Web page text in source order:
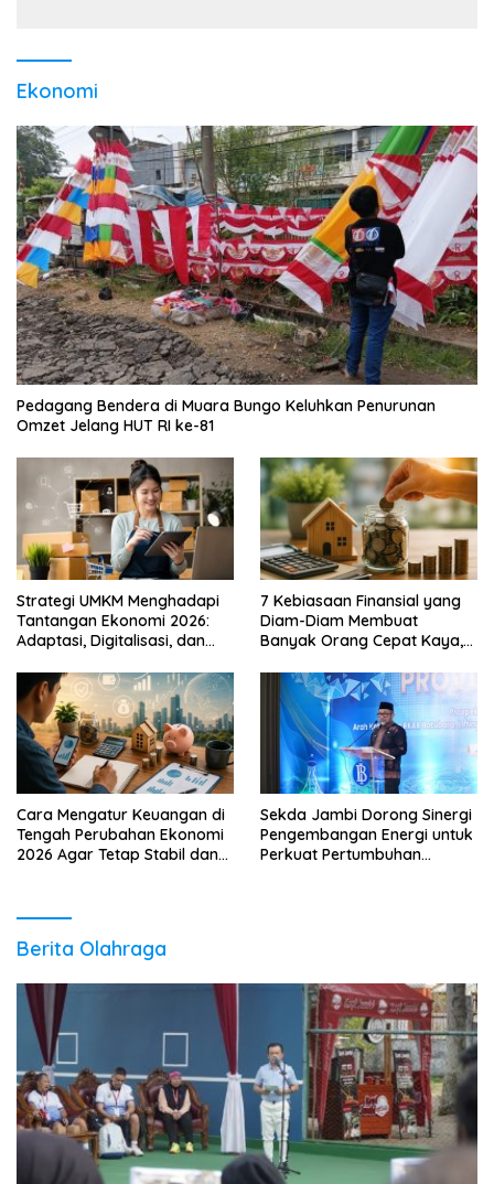
Ekonomi
Pedagang Bendera di Muara Bungo Keluhkan Penurunan
Omzet Jelang HUT RI ke-81
Strategi UMKM Menghadapi
Tantangan Ekonomi 2026:
Adaptasi, Digitalisasi, dan
7 Kebiasaan Finansial yang
Diam-Diam Membuat
Banyak Orang Cepat Kaya,
Cara Mengatur Keuangan di
Tengah Perubahan Ekonomi
2026 Agar Tetap Stabil dan
Sekda Jambi Dorong Sinergi
Pengembangan Energi untuk
Perkuat Pertumbuhan
Berita Olahraga